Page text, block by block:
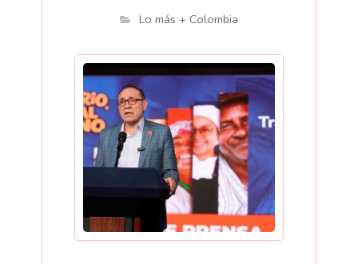
Lo más + Colombia